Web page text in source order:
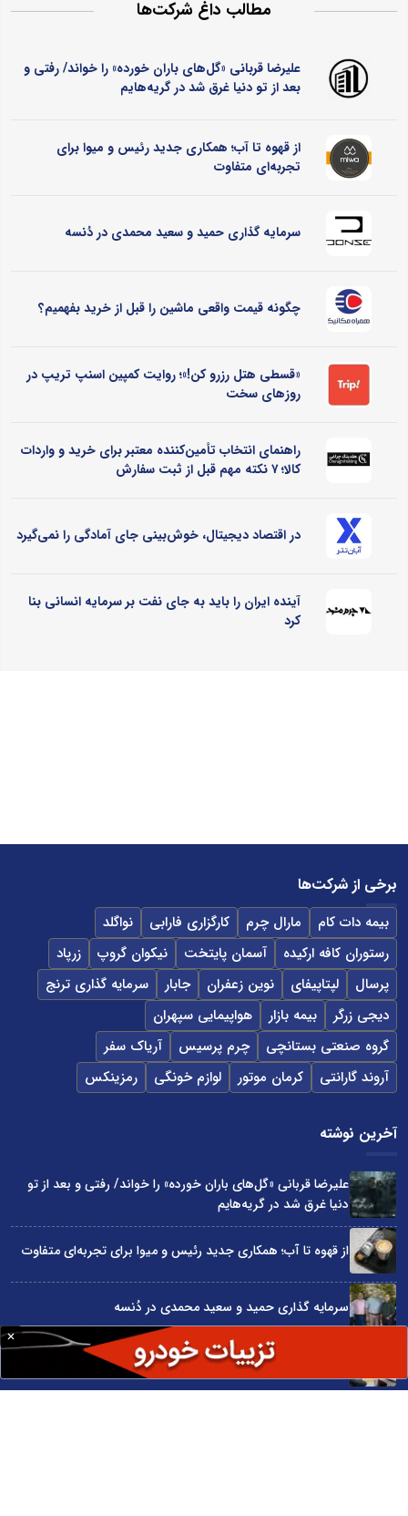
مطالب داغ شرکت‌ها
علیرضا قربانی «گل‌های باران خورده» را خواند/ رفتی و
بعد از تو دنیا غرق شد در گریه‌هایم
از قهوه تا آب؛ همکاری جدید رئیس و میوا برای
تجربه‌ای متفاوت
سرمایه گذاری حمید و سعید محمدی در دُنسه
چگونه قیمت واقعی ماشین را قبل از خرید بفهمیم؟
«قسطی هتل رزرو کن!»؛ روایت کمپین اسنپ تریپ در
روزهای سخت
راهنمای انتخاب تأمین‌کننده معتبر برای خرید و واردات
کالا؛ ۷ نکته مهم قبل از ثبت سفارش
در اقتصاد دیجیتال، خوش‌بینی جای آمادگی را نمی‌گیرد
آینده ایران را باید به جای نفت بر سرمایه انسانی بنا
کرد
برخی از شرکت‌ها
بیمه دات کام مارال چرم کارگزاری فارابی
نواگلد
رستوران کافه ارکیده
آسمان پایتخت نیکوان گروپ
زرپاد
پرسال
لپتاپیفای نوین زعفران جابار
سرمایه گذاری ترنج
دیجی زرگر
بیمه بازار
هواپیمایی سپهران
گروه صنعتی بستانچی
چرم پرسیس
آریاک سفر
آروند گارانتی
کرمان موتور لوازم خونگی رمزینکس
آخرین نوشته
علیرضا قربانی «گل‌های باران خورده» را خواند/ رفتی و بعد از تو
دنیا غرق شد در گریه‌هایم
از قهوه تا آب؛ همکاری جدید رئیس و میوا برای تجربه‌ای متفاوت
سرمایه گذاری حمید و سعید محمدی در دُنسه
چگونه قیمت واقعی ماشین را قبل از خرید بفهمیم؟